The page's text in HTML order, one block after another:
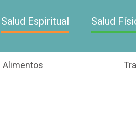
Salud Espiritual Salud
Alimentos